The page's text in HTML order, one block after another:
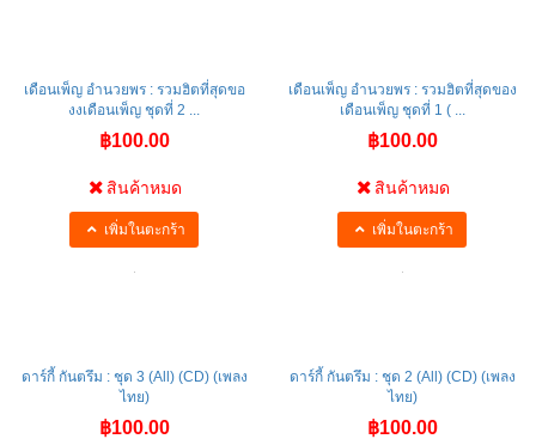
เดือนเพ็ญ อำนวยพร : รวมฮิตที่สุดขอ
งงเดือนเพ็ญ ชุดที่ 2 ...
฿100.00
สินค้าหมด
เพิ่มในตะกร้า
เดือนเพ็ญ อำนวยพร : รวมฮิตที่สุดของ
เดือนเพ็ญ ชุดที่ 1 ( ...
฿100.00
สินค้าหมด
เพิ่มในตะกร้า
ดาร์กี้ กันตรึม : ชุด 3 (All) (CD) (เพลง
ไทย)
฿100.00
ดาร์กี้ กันตรึม : ชุด 2 (All) (CD) (เพลง
ไทย)
฿100.00